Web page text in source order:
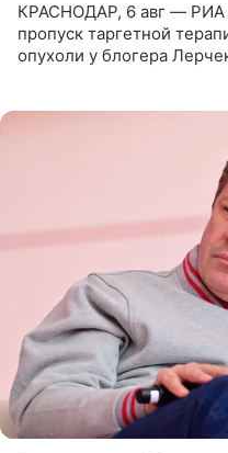
КРАСНОДАР, 6 авг — РИА
пропуск таргетной
опухоли у блогера